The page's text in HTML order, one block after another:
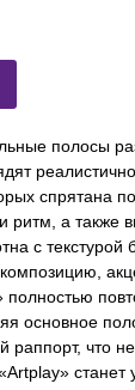
полосы
спрятана
ритм, а также
с текстурой
основное
что